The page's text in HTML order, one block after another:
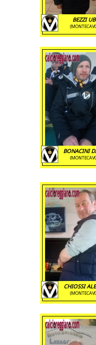
BEZZI
BONACINI
CHIOSSI